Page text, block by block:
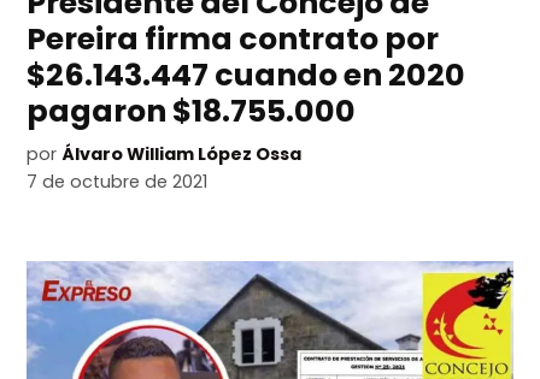
Pereira firma contrato por
$26.143.447 cuando en 2020
pagaron $18.755.000
por Álvaro William López Ossa
7 de octubre de 2021